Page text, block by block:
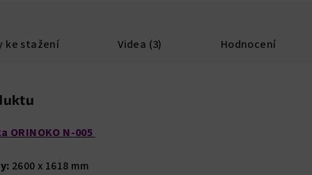
ke stažení Videa (3) Hodnocení
ORINOKO N-005
2600 x 1618 mm